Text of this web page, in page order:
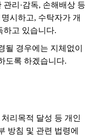
리·감독, 손해배상 등
시하고, 수탁자가 개
하고 있습니다.
경우에는 지체없이
도록 하겠습니다.
리목적 달성 등 개인
방침 및 관련 법령에